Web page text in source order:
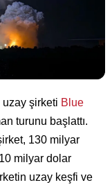
uzay şirketi Blue
turunu başlattı.
130 milyar
milyar dolar
uzay keşfi ve